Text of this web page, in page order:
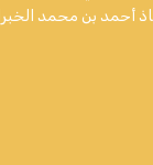
أحمد بن محمد